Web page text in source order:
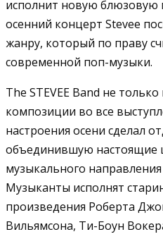
исполнит новую блюзовую
осенний концерт Stevee
жанру, который по праву
современной поп-музыки.
The STEVEE Band не
композиции во все
настроения осени сделал
объединившую
музыкального
Музыканты исполнят
произведения Роберта
Вильямсона, Ти-Боун